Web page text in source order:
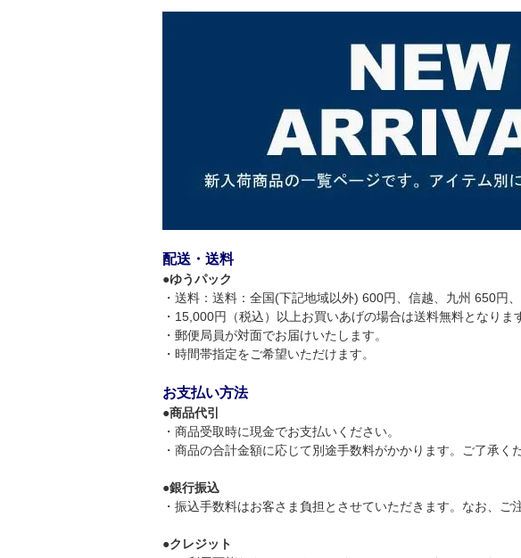
配送・送料
●ゆうパック
・送料：送料：全国(下記地域以外) 600円、信越、九州 650円
・15,000円（税込）以上お買いあげの場合は送料無料となりま
・郵便局員が対面でお届けいたします。
・時間帯指定をご希望いただけます。
お支払い方法
●商品代引
・商品受取時に現金でお支払いください。
・商品の合計金額に応じて別途手数料がかかります。ご了承
●銀行振込
・振込手数料はお客さま負担とさせていただきます。なお、
●クレジット